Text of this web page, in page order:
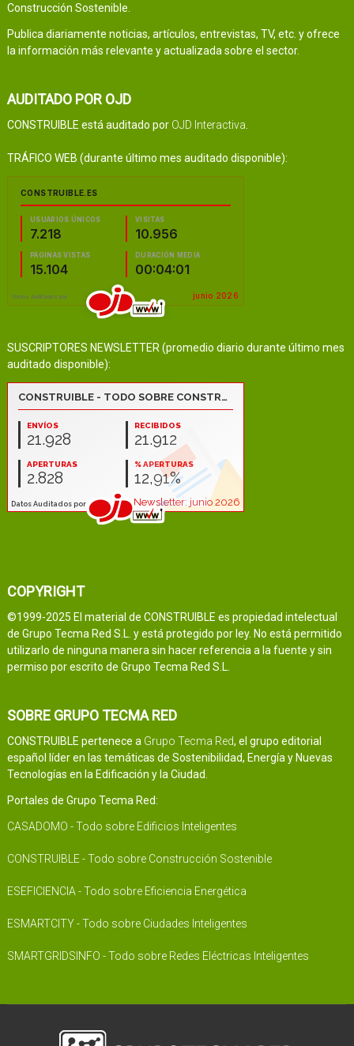
Construcción Sostenible.
Publica diariamente noticias, artículos, entrevistas, TV, etc. y ofrece
la información más relevante y actualizada sobre el sector.
AUDITADO POR OJD
CONSTRUIBLE está auditado por OJD Interactiva
TRÁFICO WEB (durante último mes auditado disponible):
SUSCRIPTORES NEWSLETTER (promedio diario durante último mes
auditado disponible):
COPYRIGHT
©1999-2025 El material de CONSTRUIBLE es propiedad intelectual
de Grupo Tecma Red S.L. y está protegido por ley. No está permitido
utilizarlo de ninguna manera sin hacer referencia a la fuente y sin
permiso por escrito de Grupo Tecma Red S.L.
SOBRE GRUPO TECMA RED
CONSTRUIBLE pertenece a Grupo Tecma Red, el grupo editorial
español líder en las temáticas de Sostenibilidad, Energía y Nuevas
Tecnologías en la Edificación y la Ciudad.
Portales de Grupo Tecma Red:
CASADOMO - Todo sobre Edificios Inteligentes
CONSTRUIBLE - Todo sobre Construcción Sostenible
ESEFICIENCIA - Todo sobre Eficiencia Energética
ESMARTCITY - Todo sobre Ciudades Inteligentes
SMARTGRIDSINFO - Todo sobre Redes Eléctricas Inteligentes